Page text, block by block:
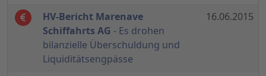
HV-Bericht Marenave
Schiffahrts AG - Es drohen
bilanzielle Überschuldung und
Liquiditätsengpässe
16.06.2015